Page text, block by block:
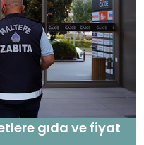
gıda ve fiyat